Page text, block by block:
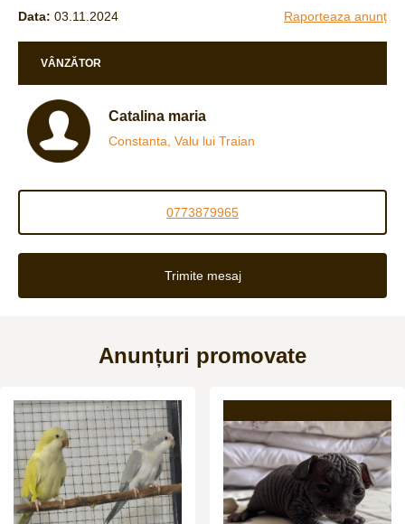
Data: 03.11.2024 Raporteaza anunț
VÂNZĂTOR
Catalina maria
Constanta, Valu lui Traian
0773879965
Trimite mesaj
Anunțuri promovate